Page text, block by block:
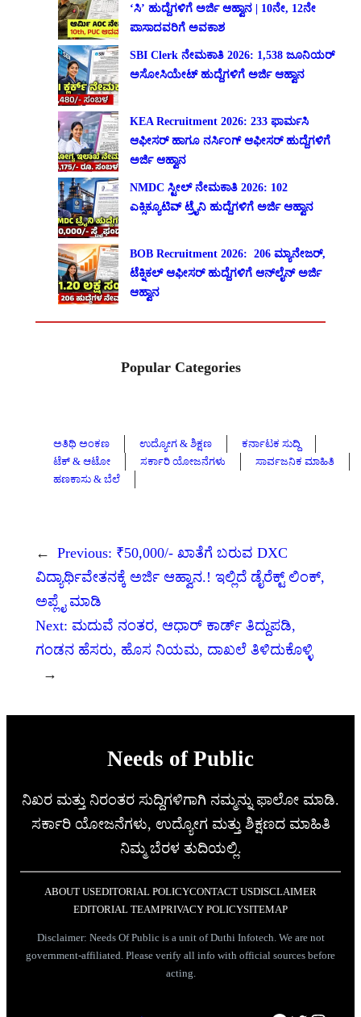
‘ಸಿ’ ಹುದ್ದೆಗಳಿಗೆ ಅರ್ಜಿ ಆಹ್ವಾನ | 10ನೇ, 12ನೇ
ಪಾಸಾದವರಿಗೆ ಅವಕಾಶ
SBI Clerk ನೇಮಕಾತಿ 2026: 1,538 ಜೂನಿಯರ್
ಅಸೋಸಿಯೇಟ್ ಹುದ್ದೆಗಳಿಗೆ ಅರ್ಜಿ ಆಹ್ವಾನ
KEA Recruitment 2026: 233 ಫಾರ್ಮಸಿ
ಆಫೀಸರ್ ಹಾಗೂ ನರ್ಸಿಂಗ್ ಆಫೀಸರ್ ಹುದ್ದೆಗಳಿಗೆ
ಅರ್ಜಿ ಆಹ್ವಾನ
NMDC ಸ್ಟೀಲ್ ನೇಮಕಾತಿ 2026: 102
ಎಕ್ಸಿಕ್ಯೂಟಿವ್ ಟ್ರೈನಿ ಹುದ್ದೆಗಳಿಗೆ ಅರ್ಜಿ ಆಹ್ವಾನ
BOB Recruitment 2026: 206 ಮ್ಯಾನೇಜರ್,
ಟೆಕ್ನಿಕಲ್ ಆಫೀಸರ್ ಹುದ್ದೆಗಳಿಗೆ ಆನ್‌ಲೈನ್ ಅರ್ಜಿ
ಆಹ್ವಾನ
Popular Categories
ಅತಿಥಿ ಅಂಕಣ ಉದ್ಯೋಗ & ಶಿಕ್ಷಣ
ಕರ್ನಾಟಕ ಸುದ್ದಿ
ಟೆಕ್ & ಆಟೋ
ಸರ್ಕಾರಿ ಯೋಜನೆಗಳು
ಸಾರ್ವಜನಿಕ ಮಾಹಿತಿ
ಹಣಕಾಸು & ಬೆಲೆ
← Previous: ₹50,000/- ಖಾತೆಗೆ ಬರುವ DXC
ವಿದ್ಯಾರ್ಥಿವೇತನಕ್ಕೆ ಅರ್ಜಿ ಆಹ್ವಾನ.! ಇಲ್ಲಿದೆ ಡೈರೆಕ್ಟ್ ಲಿಂಕ್,
ಅಪ್ಲೈ ಮಾಡಿ
Next: ಮದುವೆ ನಂತರ, ಆಧಾರ್ ಕಾರ್ಡ್‌ ತಿದ್ದುಪಡಿ,
ಗಂಡನ ಹೆಸರು, ಹೊಸ ನಿಯಮ, ದಾಖಲೆ ತಿಳಿದುಕೊಳ್ಳಿ
→
Needs of Public
ನಿಖರ ಮತ್ತು ನಿರಂತರ ಸುದ್ದಿಗಳಿಗಾಗಿ ನಮ್ಮನ್ನು ಫಾಲೋ ಮಾಡಿ.
ಸರ್ಕಾರಿ ಯೋಜನೆಗಳು, ಉದ್ಯೋಗ ಮತ್ತು ಶಿಕ್ಷಣದ ಮಾಹಿತಿ
ನಿಮ್ಮ ಬೆರಳ ತುದಿಯಲ್ಲಿ.
ABOUT USEDITORIAL POLICYCONTACT USDISCLAIMER
EDITORIAL TEAMPRIVACY POLICYSITEMAP
Disclaimer: Needs Of Public is a unit of Duthi Infotech. We are not
government-affiliated. Please verify all info with official sources before
acting.